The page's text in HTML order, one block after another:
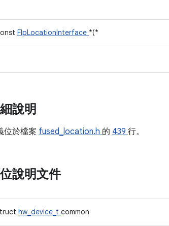
FlpLocationInterface *(*
說明
位於檔案 fused_location.h 的 439 行。
說明文件
hw_device_t common